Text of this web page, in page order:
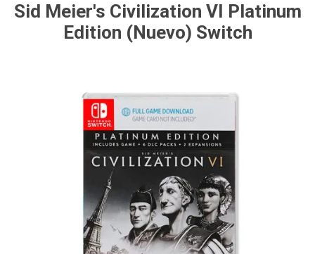
Sid Meier's Civilization VI Platinum
Edition (Nuevo) Switch